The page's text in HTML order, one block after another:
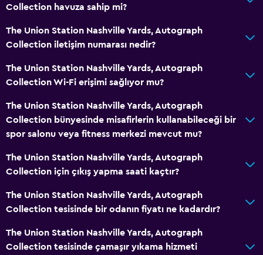
Anahtar kart erişimi
24 saat resepsiyon
Şişe su
Restoranlar
Özel diyet menüleri (talep üzerine)
Bar/Lounge
Konaklama birimlerine yiyecek servisi yapılabilir
Atıştırmalık büfesi
Collection havuza sahip mi?
The Union Station Nashville Yards, Autograph
Collection iletişim numarası nedir?
The Union Station Nashville Yards, Autograph
Collection Wi-Fi erişimi sağlıyor mu?
The Union Station Nashville Yards, Autograph
Collection bünyesinde misafirlerin kullanabileceği bir
spor salonu veya fitness merkezi mevcut mu?
The Union Station Nashville Yards, Autograph
Collection için çıkış yapma saati kaçtır?
The Union Station Nashville Yards, Autograph
Collection tesisinde bir odanın fiyatı ne kadardır?
The Union Station Nashville Yards, Autograph
Collection tesisinde çamaşır yıkama hizmeti